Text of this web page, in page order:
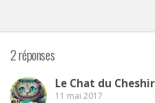
2 réponses
Le Chat du
11 mai 2017